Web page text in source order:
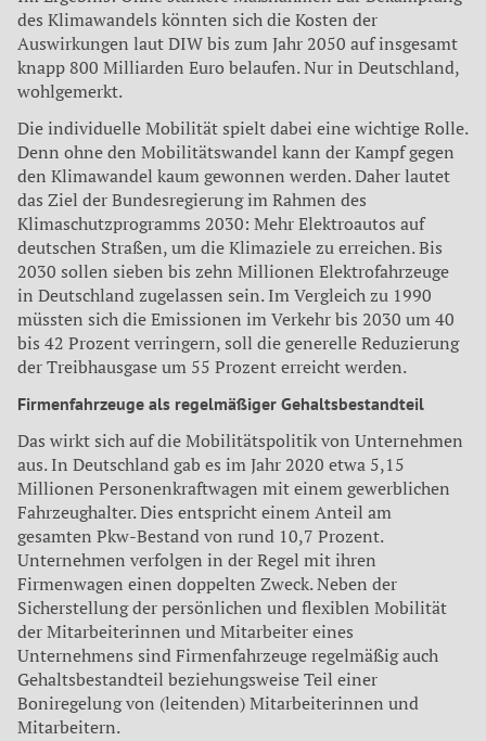
des Klimawandels könnten sich die Kosten der
Auswirkungen laut DIW bis zum Jahr 2050 auf insgesamt
knapp 800 Milliarden Euro belaufen. Nur in Deutschland,
wohlgemerkt.
Die individuelle Mobilität spielt dabei eine wichtige Rolle.
Denn ohne den Mobilitätswandel kann der Kampf gegen
den Klimawandel kaum gewonnen werden. Daher lautet
das Ziel der Bundesregierung im Rahmen des
Klimaschutzprogramms 2030: Mehr Elektroautos auf
deutschen Straßen, um die Klimaziele zu erreichen. Bis
2030 sollen sieben bis zehn Millionen Elektrofahrzeuge
in Deutschland zugelassen sein. Im Vergleich zu 1990
müssten sich die Emissionen im Verkehr bis 2030 um 40
bis 42 Prozent verringern, soll die generelle Reduzierung
der Treibhausgase um 55 Prozent erreicht werden.
Firmenfahrzeuge als regelmäßiger Gehaltsbestandteil
Das wirkt sich auf die Mobilitätspolitik von Unternehmen
aus. In Deutschland gab es im Jahr 2020 etwa 5,15
Millionen Personenkraftwagen mit einem gewerblichen
Fahrzeughalter. Dies entspricht einem Anteil am
gesamten Pkw-Bestand von rund 10,7 Prozent.
Unternehmen verfolgen in der Regel mit ihren
Firmenwagen einen doppelten Zweck. Neben der
Sicherstellung der persönlichen und flexiblen Mobilität
der Mitarbeiterinnen und Mitarbeiter eines
Unternehmens sind Firmenfahrzeuge regelmäßig auch
Gehaltsbestandteil beziehungsweise Teil einer
Boniregelung von (leitenden) Mitarbeiterinnen und
Mitarbeitern.